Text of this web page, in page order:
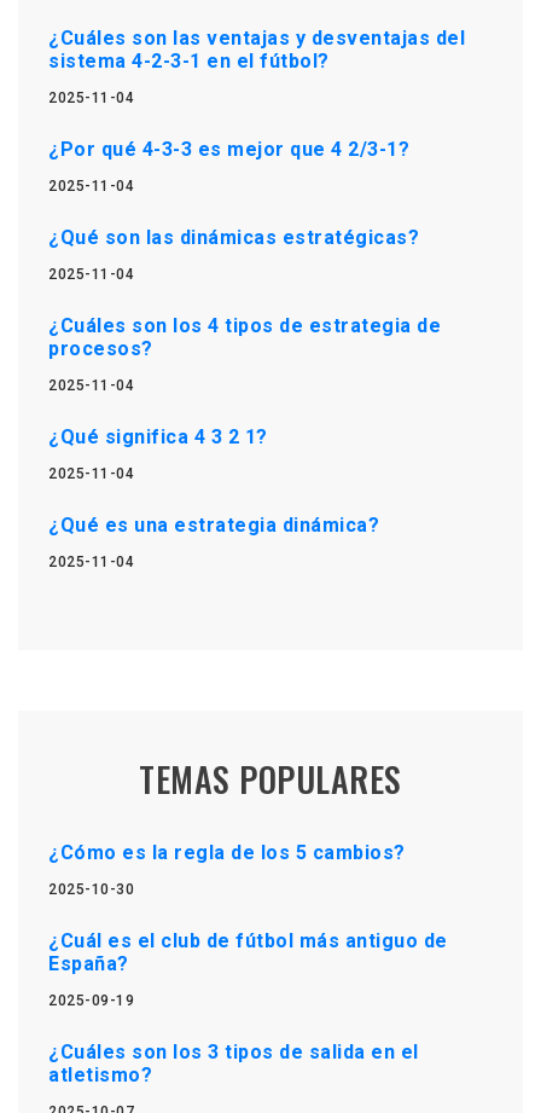
¿Cuáles son las ventajas y desventajas del
sistema 4-2-3-1 en el fútbol?
2025-11-04
¿Por qué 4-3-3 es mejor que 4 2/3-1?
2025-11-04
¿Qué son las dinámicas estratégicas?
2025-11-04
¿Cuáles son los 4 tipos de estrategia de
procesos?
2025-11-04
¿Qué significa 4 3 2 1?
2025-11-04
¿Qué es una estrategia dinámica?
2025-11-04
TEMAS POPULARES
¿Cómo es la regla de los 5 cambios?
2025-10-30
¿Cuál es el club de fútbol más antiguo de
España?
2025-09-19
¿Cuáles son los 3 tipos de salida en el
atletismo?